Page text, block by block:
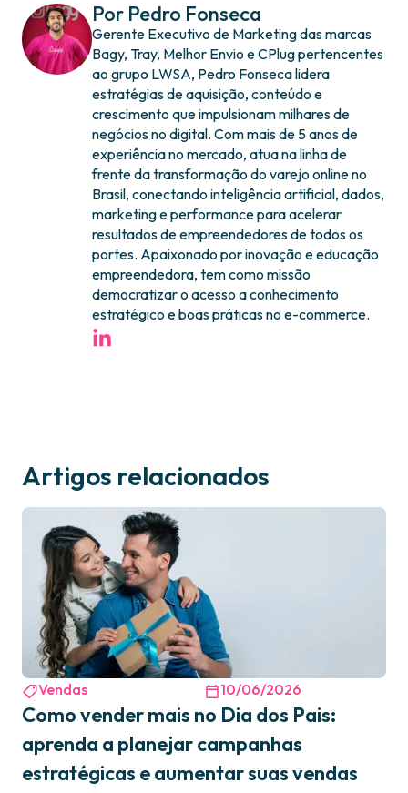
Por Pedro Fonseca
Gerente Executivo de Marketing das marcas
Bagy, Tray, Melhor Envio e CPlug pertencentes
ao grupo LWSA, Pedro Fonseca lidera
estratégias de aquisição, conteúdo e
crescimento que impulsionam milhares de
negócios no digital. Com mais de 5 anos de
experiência no mercado, atua na linha de
frente da transformação do varejo online no
Brasil, conectando inteligência artificial, dados,
marketing e performance para acelerar
resultados de empreendedores de todos os
portes. Apaixonado por inovação e educação
empreendedora, tem como missão
democratizar o acesso a conhecimento
estratégico e boas práticas no e-commerce.
Artigos relacionados
Vendas 10/06/2026
Como vender mais no Dia dos Pais:
aprenda a planejar campanhas
estratégicas e aumentar suas vendas